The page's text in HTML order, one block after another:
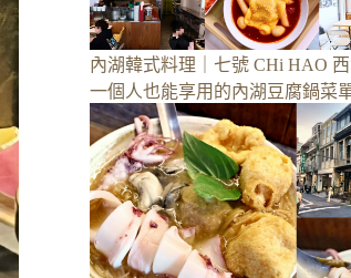
內湖韓式料理｜七號 CHi HAO 西
一個人也能享用的內湖豆腐鍋菜